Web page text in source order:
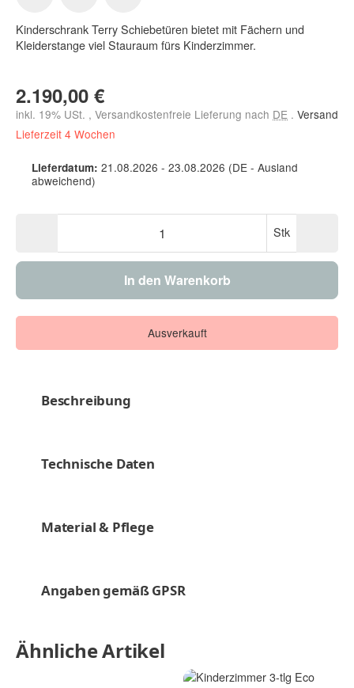
Kinderschrank Terry Schiebetüren bietet mit Fächern und
Kleiderstange viel Stauraum fürs Kinderzimmer.
2.190,00 €
inkl. 19% USt. , Versandkostenfreie Lieferung nach DE . Versand
Lieferzeit 4 Wochen
Lieferdatum: 21.08.2026 - 23.08.2026 (DE - Ausland
abweichend)
Stk
In den Warenkorb
Ausverkauft
Beschreibung
Technische Daten
Material & Pflege
Angaben gemäß GPSR
Ähnliche Artikel